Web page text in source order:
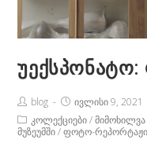
Post
Author:
blog
Post
published:
ივლისი 9, 2021
Post
Category:
კოლექციები / მიმოხილვა
მუზეუმში / ფოტო-რეპორტაჟი